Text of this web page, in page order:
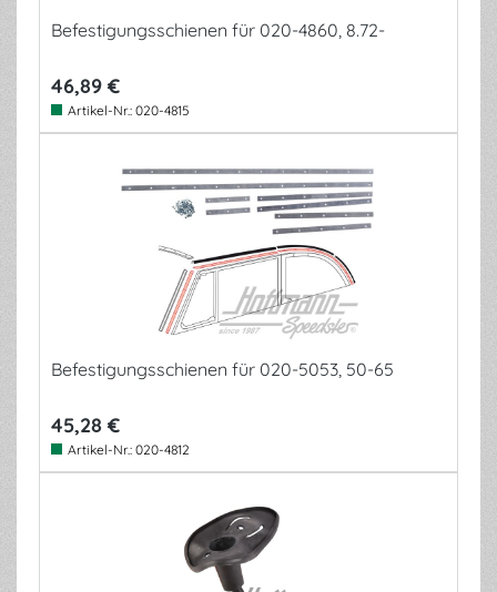
Befestigungsschienen für 020-4860, 8.72-
46,89 €
Artikel-Nr.: 020-4815
Befestigungsschienen für 020-5053, 50-65
45,28 €
Artikel-Nr.: 020-4812